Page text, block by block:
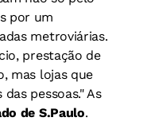
por um
metroviárias.
prestação de
mas lojas que
pessoas." As
de S.Paulo.